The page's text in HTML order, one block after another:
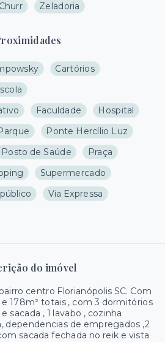
Zeladoria
Cartórios
Faculdade
Hospital
Ponte Hercílio Luz
Posto de Saúde
Praça
Supermercado
Via Expressa
do imóvel
centro Florianópolis SC. Com
e 178m² totais , com 3 dormitórios
sacada , 1 lavabo , cozinha
dependencias de empregados ,2
sacada fechada no reik e vista